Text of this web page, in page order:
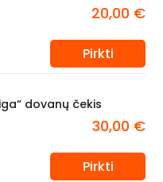
20,00 €
Pirkti
dovanų čekis
30,00 €
Pirkti